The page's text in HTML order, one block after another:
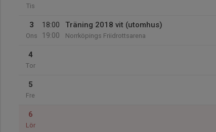
Tis
3
Ons
18:00
19:00
Träning 2018 vit (utomhus)
Norrköpings Friidrottsarena
4
Tor
5
Fre
6
Lör